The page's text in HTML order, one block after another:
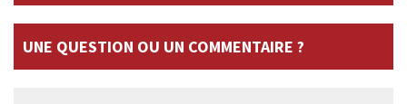
UNE QUESTION OU UN COMMENTAIRE ?